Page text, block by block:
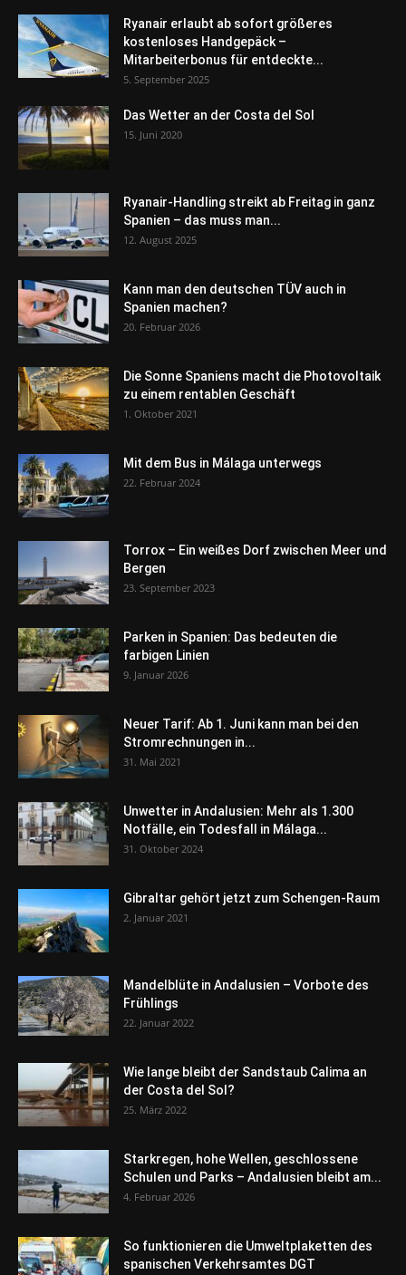
Ryanair erlaubt ab sofort größeres
kostenloses Handgepäck –
Mitarbeiterbonus für entdeckte...
5. September 2025
Das Wetter an der Costa del Sol
15. Juni 2020
Ryanair-Handling streikt ab Freitag in ganz
Spanien – das muss man...
12. August 2025
Kann man den deutschen TÜV auch in
Spanien machen?
20. Februar 2026
Die Sonne Spaniens macht die Photovoltaik
zu einem rentablen Geschäft
1. Oktober 2021
Mit dem Bus in Málaga unterwegs
22. Februar 2024
Torrox – Ein weißes Dorf zwischen Meer und
Bergen
23. September 2023
Parken in Spanien: Das bedeuten die
farbigen Linien
9. Januar 2026
Neuer Tarif: Ab 1. Juni kann man bei den
Stromrechnungen in...
31. Mai 2021
Unwetter in Andalusien: Mehr als 1.300
Notfälle, ein Todesfall in Málaga...
31. Oktober 2024
Gibraltar gehört jetzt zum Schengen-Raum
2. Januar 2021
Mandelblüte in Andalusien – Vorbote des
Frühlings
22. Januar 2022
Wie lange bleibt der Sandstaub Calima an
der Costa del Sol?
25. März 2022
Starkregen, hohe Wellen, geschlossene
Schulen und Parks – Andalusien bleibt am...
4. Februar 2026
So funktionieren die Umweltplaketten des
spanischen Verkehrsamtes DGT